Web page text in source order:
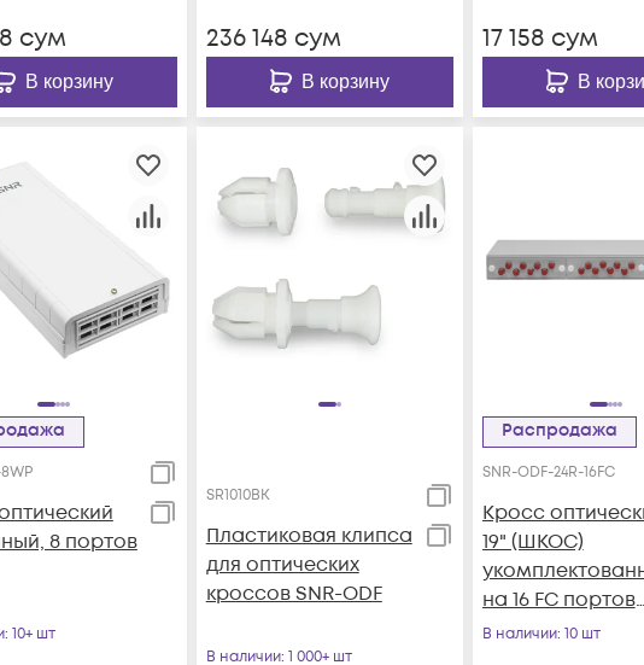
сум
В корзину
236 148 сум
В корзину
17 158 сум
В
8 портов
: 10+ шт
SR1010BK
Пластиковая клипса
для оптических
кроссов SNR-ODF
В наличии: 1 000+ шт
Распродажа
SNR-ODF-24R-16FC
Кросс
19" (ШКОС)
на 16 FC портов
(комплект с
В наличии: 10 шт